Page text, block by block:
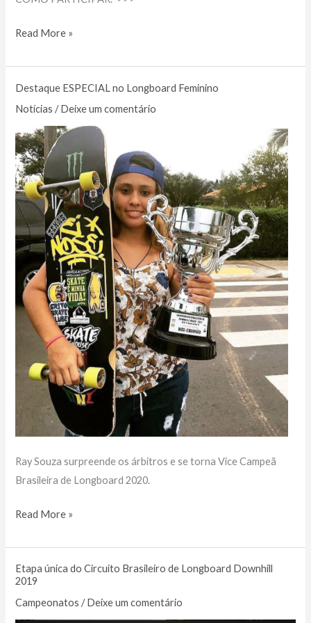
1°.
de
skate
Donwhill
LINE
Read More »
Destaque ESPECIAL no Longboard Feminino
Notícias /Deixe um comentário
Ray Souza surpreende os árbitros e se torna Vice Campeã
Brasileira de Longboard 2020.
Destaque
no
Longboard
Feminino
Read More »
Etapa única do Circuito Brasileiro de Longboard Downhill
2019
Campeonatos /Deixe um comentário